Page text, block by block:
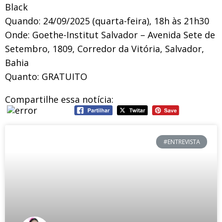
Black
Quando: 24/09/2025 (quarta-feira), 18h às 21h30
Onde: Goethe-Institut Salvador – Avenida Sete de
Setembro, 1809, Corredor da Vitória, Salvador,
Bahia
Quanto: GRATUITO
Compartilhe essa notícia:
#ENTREVISTA